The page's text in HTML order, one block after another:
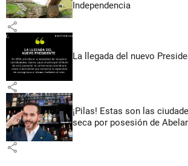
Independencia
share
La llegada del nuevo
share
¡Pilas! Estas son las
seca por posesión de
share